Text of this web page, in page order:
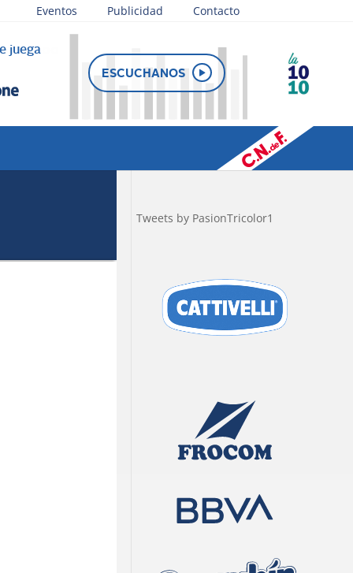
Eventos Publicidad Contacto
juega
ESCUCHANOS
Tweets by PasionTricolor1